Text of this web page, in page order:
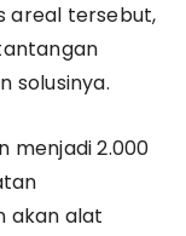
areal tersebut,
solusinya.
menjadi 2.000
akan alat